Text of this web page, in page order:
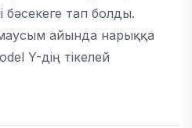
тап болды.
айында нарыққа
Y-дің тікелей